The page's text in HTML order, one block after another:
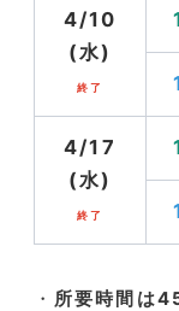
4/10
(水)
終了
4/17
(水)
終了
・ 所要時間は